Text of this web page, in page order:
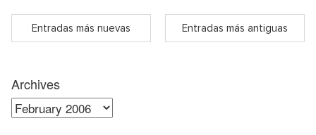
Entradas más nuevas Entradas más antiguas
Archives
Archives